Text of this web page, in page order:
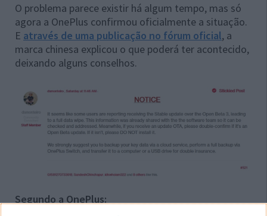
O problema parece existir há algum tempo, mas só
agora a OnePlus confirmou oficialmente a situação.
E através de uma publicação no fórum oficial, a
marca chinesa explicou o que poderá ter acontecido,
deixando alguns conselhos.
Segundo a OnePlus: